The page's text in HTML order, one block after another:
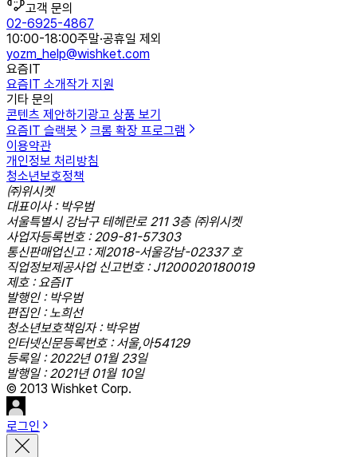
고객 문의
02-6925-4867
10:00-18:00주말·공휴일 제외
yozm_help@wishket.com
요즘IT
요즘IT 소개작가 지원
기타 문의
콘텐츠 제안하기 광고 상품 보기
요즘IT 슬랙봇
크롬 확장 프로그램
이용약관
개인정보 처리방침
청소년보호정책
㈜위시켓
대표이사 : 박우범
서울특별시 강남구 테헤란로 211 3층 ㈜위시켓
사업자등록번호 : 209-81-57303
통신판매업신고 : 제2018-서울강남-02337 호
직업정보제공사업 신고번호 : J1200020180019
제호 : 요즘IT
발행인 : 박우범
편집인 : 노희선
청소년보호책임자 : 박우범
인터넷신문등록번호 : 서울,아54129
등록일 : 2022년 01월 23일
발행일 : 2021년 01월 10일
© 2013 Wishket Corp.
로그인